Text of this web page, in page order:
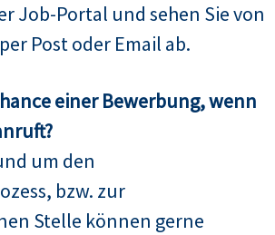
Job-Portal und sehen Sie von
Post oder Email ab.
einer Bewerbung, wenn
um den
bzw. zur
Stelle können gerne